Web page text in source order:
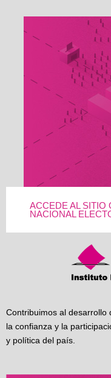
ACCEDE AL SITIO
NACIONAL
Contribuimos al desarrollo
la confianza y la
y política del país.